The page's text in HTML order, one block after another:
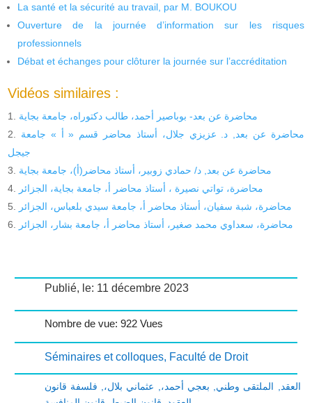
La santé et la sécurité au travail, par M. BOUKOU
Ouverture de la journée d’information sur les risques
professionnels
Débat et échanges pour clôturer la journée sur l’accréditation
Vidéos similaires :
محاضرة عن بعد- بوباصير أحمد، طالب دكتوراه، جامعة بجاية
محاضرة عن بعد, د. عزيزي جلال، أستاذ محاضر قسم « أ » جامعة
جيجل
محاضرة عن بعد, د/ حمادي زوبير، أستاذ محاضر(أ)، جامعة بجاية
محاضرة، تواتي نصيرة ، أستاذ محاضر أ، جامعة بجاية، الجزائر
محاضرة، شبة سفيان، أستاذ محاضر أ، جامعة سيدي بلعباس، الجزائر
محاضرة، سعداوي محمد صغير، أستاذ محاضر أ، جامعة بشار، الجزائر
Publié, le: 11 décembre 2023
Nombre de vue: 922 Vues
Séminaires et colloques, Faculté de Droit
العقد الملتقى وطني بعجي أحمد، عثماني بلال،
فلسفة قانون